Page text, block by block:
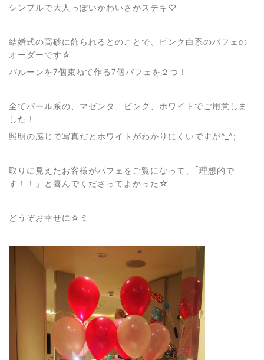
シンプルで大人っぽいかわいさがステキ♡
結婚式の高砂に飾られるとのことで、ピンク白系のパフェの
オーダーです☆
バルーンを7個束ねて作る7個パフェを２つ！
全てパール系の、マゼンタ、ピンク、ホワイトでご用意しま
した！
照明の感じで写真だとホワイトがわかりにくいですが^_^;
取りに見えたお客様がパフェをご覧になって、｢理想的で
す！！」と喜んでくださってよかった☆
どうぞお幸せに☆ミ